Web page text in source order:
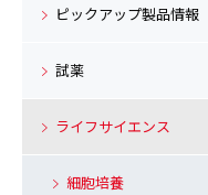
ピックアップ製品情報
試薬
ライフサイエンス
細胞培養